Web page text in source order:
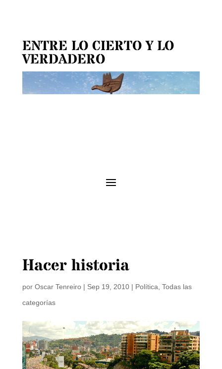
ENTRE LO CIERTO Y LO
VERDADERO
Hacer historia
por Oscar Tenreiro| Sep 19, 2010| Política Todas las
categorías